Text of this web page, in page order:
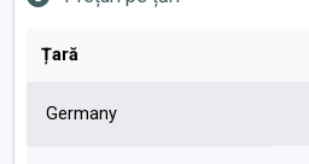
Țară
Germany